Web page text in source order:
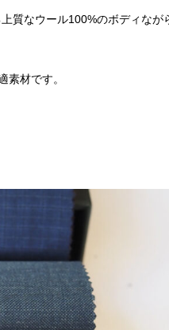
質なウール100%のボディなが
素材です。